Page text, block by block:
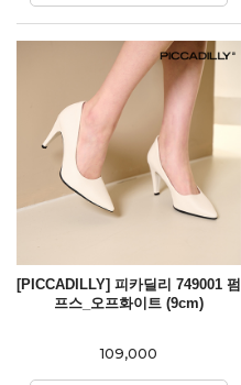
[PICCADILLY] 피카딜리 749001 펌
프스_오프화이트 (9cm)
109,000